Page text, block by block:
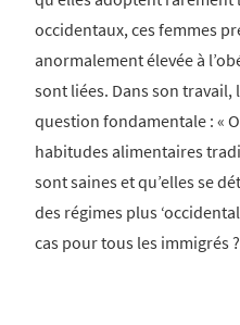
occidentaux, ces femmes
anormalement élevée à
sont liées. Dans son travail,
question fondamentale : «
habitudes alimentaires
sont saines et qu’elles se
des régimes plus
cas pour tous les immigrés